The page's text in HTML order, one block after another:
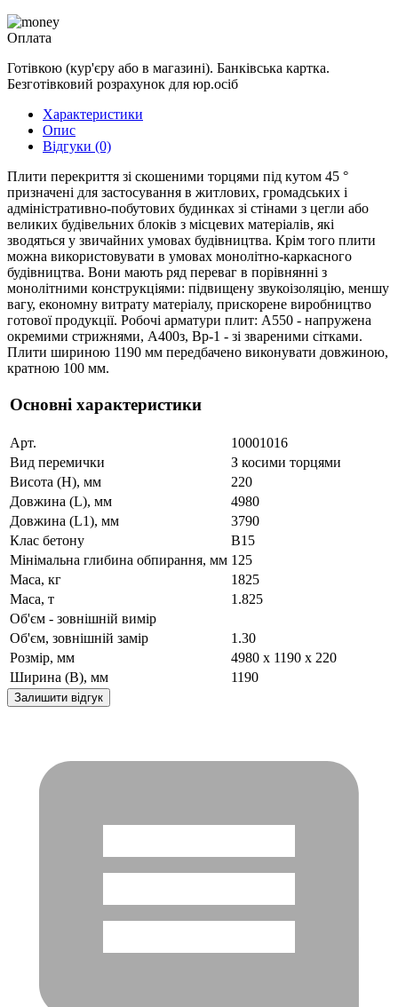
Оплата
Готівкою (кур'єру або в магазині). Банківська картка.
Безготівковий розрахунок для юр.осіб
Характеристики
Опис
Відгуки (0)
Плити перекриття зі скошеними торцями під кутом 45 °
призначені для застосування в житлових, громадських і
адміністративно-побутових будинках зі стінами з цегли або
великих будівельних блоків з місцевих матеріалів, які
зводяться у звичайних умовах будівництва. Крім того плити
можна використовувати в умовах монолітно-каркасного
будівництва. Вони мають ряд переваг в порівнянні з
монолітними конструкціями: підвищену звукоізоляцію, меншу
вагу, економну витрату матеріалу, прискорене виробництво
готової продукції. Робочі арматури плит: А550 - напружена
окремими стрижнями, А400з, Вр-1 - зі звареними сітками.
Плити шириною 1190 мм передбачено виконувати довжиною,
кратною 100 мм.
Основні характеристики
Арт.
10001016
Вид перемички
З косими торцями
Висота (H), мм
220
Довжина (L), мм
4980
Довжина (L1), мм
3790
Клас бетону
B15
Мінімальна глибина обпирання, мм 125
Маса, кг
1825
Маса, т
1.825
Об'єм - зовнішній вимір
Об'єм, зовнішній замір
1.30
Розмір, мм
4980 x 1190 x 220
Ширина (B), мм
1190
Залишити відгук